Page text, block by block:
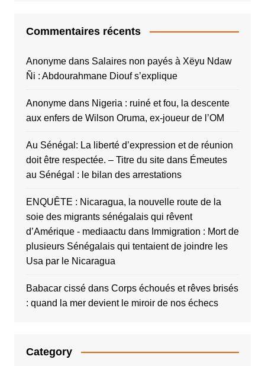
Commentaires récents
Anonymedans Salaires non payés à Xëyu Ndaw
Ñi : Abdourahmane Diouf s’explique
Anonymedans Nigeria : ruiné et fou, la descente
aux enfers de Wilson Oruma, ex-joueur de l’OM
Au Sénégal: La liberté d’expression et de réunion
doit être respectée. – Titre du sitedans Émeutes
au Sénégal : le bilan des arrestations
ENQUÊTE : Nicaragua, la nouvelle route de la
soie des migrants sénégalais qui rêvent
d’Amérique - mediaactu dans Immigration : Mort de
plusieurs Sénégalais qui tentaient de joindre les
Usa par le Nicaragua
Babacar cissédans Corps échoués et rêves brisés
: quand la mer devient le miroir de nos échecs
Category